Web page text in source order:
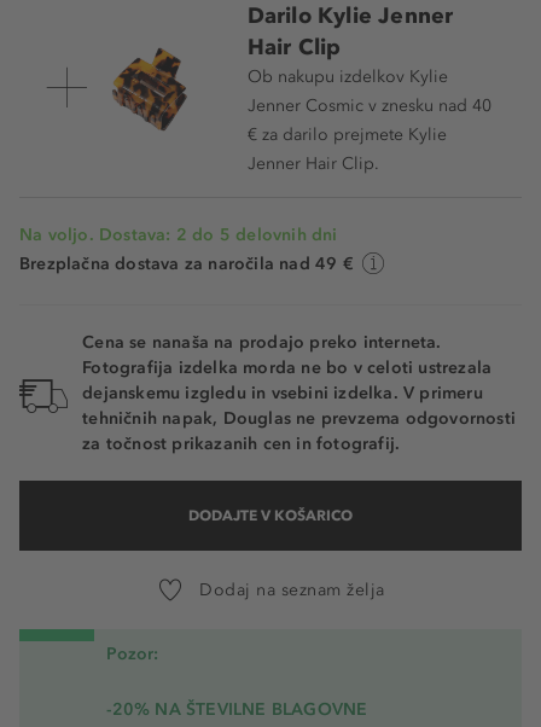
Darilo Kylie Jenner
Hair Clip
Ob nakupu izdelkov Kylie
Jenner Cosmic v znesku nad 40
€ za darilo prejmete Kylie
Jenner Hair Clip.
Na voljo. Dostava: 2 do 5 delovnih dni
Brezplačna dostava za naročila nad 49 €
Cena se nanaša na prodajo preko interneta.
Fotografija izdelka morda ne bo v celoti ustrezala
dejanskemu izgledu in vsebini izdelka. V primeru
tehničnih napak, Douglas ne prevzema odgovornosti
za točnost prikazanih cen in fotografij.
DODAJTE V KOŠARICO
Dodaj na seznam želja
Pozor:
-20% NA ŠTEVILNE BLAGOVNE